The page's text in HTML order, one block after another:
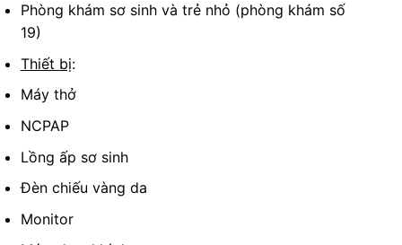
Phòng khám sơ sinh và trẻ nhỏ (phòng khám số
19)
Thiết bị:
Máy thở
NCPAP
Lồng ấp sơ sinh
Đèn chiếu vàng da
Monitor